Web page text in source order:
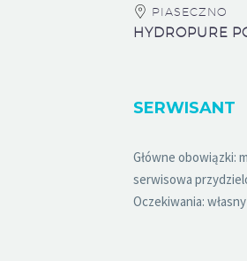
PIASECZNO
HYDROPURE
SERWISANT
Główne obowiązki:
serwisowa
Oczekiwania: